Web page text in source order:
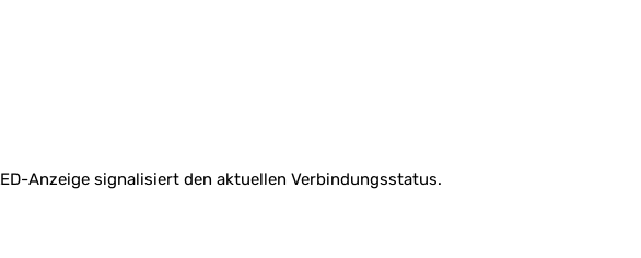
Anzeige signalisiert den aktuellen Verbindungsstatus.